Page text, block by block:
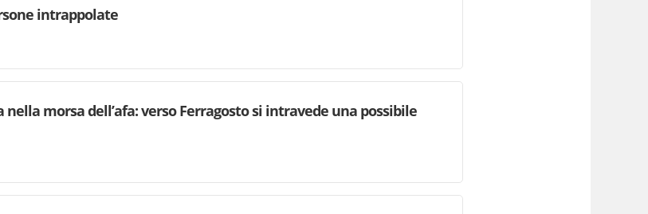
intrappolate
nella morsa dell’afa: verso Ferragosto si intravede una possibile